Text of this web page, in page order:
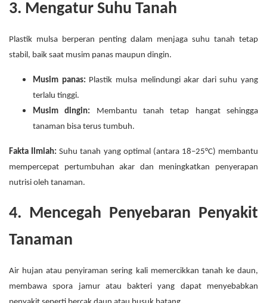
3. Mengatur Suhu Tanah
Plastik mulsa berperan penting dalam menjaga suhu tanah tetap
stabil, baik saat musim panas maupun dingin.
Musim panas: Plastik mulsa melindungi akar dari suhu yang
terlalu tinggi.
Musim dingin: Membantu tanah tetap hangat sehingga
tanaman bisa terus tumbuh.
Fakta Ilmiah: Suhu tanah yang optimal (antara 18–25°C) membantu
mempercepat pertumbuhan akar dan meningkatkan penyerapan
nutrisi oleh tanaman.
4. Mencegah Penyebaran Penyakit
Tanaman
Air hujan atau penyiraman sering kali memercikkan tanah ke daun,
membawa spora jamur atau bakteri yang dapat menyebabkan